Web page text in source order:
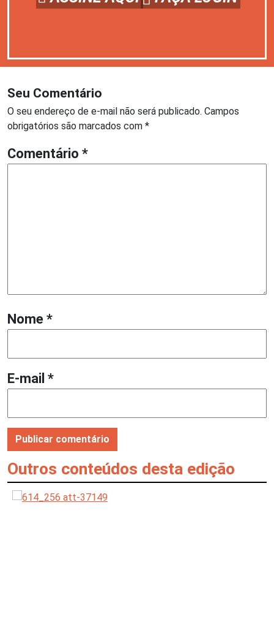
Seu Comentário
O seu endereço de e-mail não será publicado. Campos
obrigatórios são marcados com *
Comentário *
Nome *
E-mail *
Outros conteúdos desta edição